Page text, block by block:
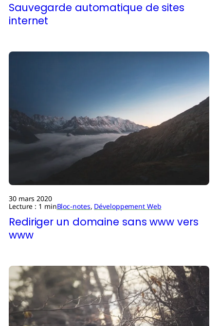
Sauvegarde automatique de sites
internet
30 mars 2020
Lecture : 1 minBloc-notes, Développement Web
Rediriger un domaine sans www vers
www